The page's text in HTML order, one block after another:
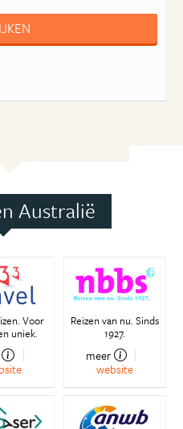
Australië
Voor
uniek.
Reizen van nu. Sinds
1927.
meer
website